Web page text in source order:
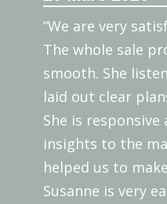
“We are very
The whole sale
smooth. She
laid out clear
She is responsive
insights to the
helped us to
Susanne is very